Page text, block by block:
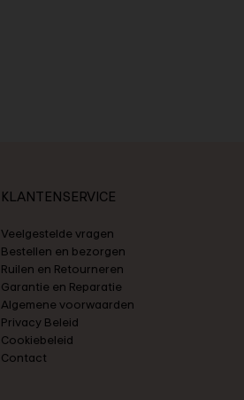
KLANTENSERVICE
Veelgestelde vragen
Bestellen en bezorgen
Ruilen en Retourneren
Garantie en Reparatie
Algemene voorwaarden
Privacy Beleid
Cookiebeleid
Contact